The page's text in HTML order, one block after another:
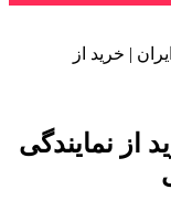
| خرید از
از نمایندگی